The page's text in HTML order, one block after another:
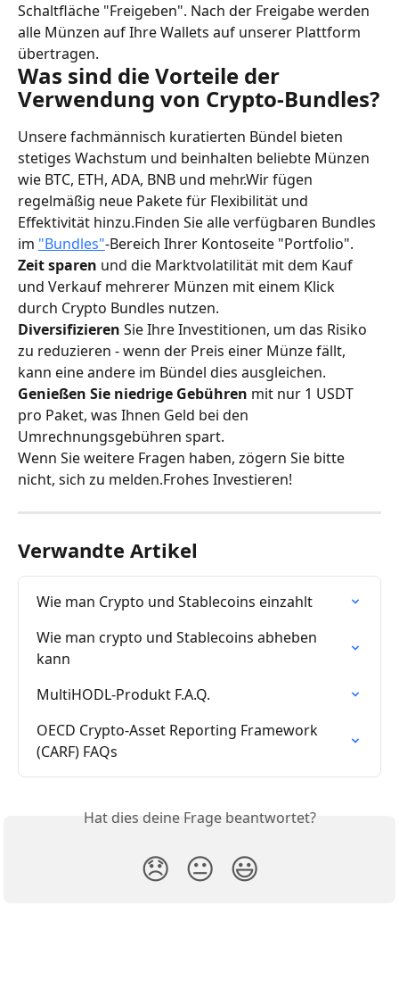
Schaltfläche "Freigeben". Nach der Freigabe werden
alle Münzen auf Ihre Wallets auf unserer Plattform
übertragen.
Was sind die Vorteile der
Verwendung von Crypto-Bundles?
Unsere fachmännisch kuratierten Bündel bieten
stetiges Wachstum und beinhalten beliebte Münzen
wie BTC, ETH, ADA, BNB und mehr.Wir fügen
regelmäßig neue Pakete für Flexibilität und
Effektivität hinzu.Finden Sie alle verfügbaren Bundles
im "Bundles"-Bereich Ihrer Kontoseite "Portfolio".
Zeit sparen und die Marktvolatilität mit dem Kauf
und Verkauf mehrerer Münzen mit einem Klick
durch Crypto Bundles nutzen.
Diversifizieren Sie Ihre Investitionen, um das Risiko
zu reduzieren - wenn der Preis einer Münze fällt,
kann eine andere im Bündel dies ausgleichen.
Genießen Sie niedrige Gebühren mit nur 1 USDT
pro Paket, was Ihnen Geld bei den
Umrechnungsgebühren spart.
Wenn Sie weitere Fragen haben, zögern Sie bitte
nicht, sich zu melden.Frohes Investieren!
Verwandte Artikel
Wie man Crypto und Stablecoins einzahlt
Wie man crypto und Stablecoins abheben
kann
MultiHODL-Produkt F.A.Q.
OECD Crypto-Asset Reporting Framework
(CARF) FAQs
Hat dies deine Frage beantwortet?
😞 😐 😃